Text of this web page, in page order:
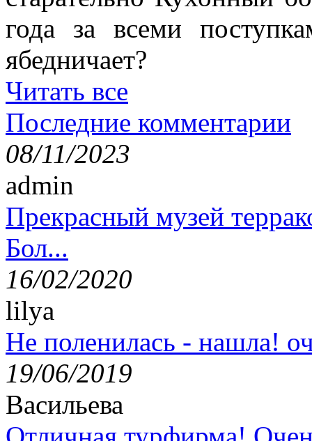
года за всеми
ябедничает?
Читать все
Последние комментарии
08/11/2023
admin
Прекрасный музей
Бол...
16/02/2020
lilya
Не поленилась - нашла!
19/06/2019
Васильева